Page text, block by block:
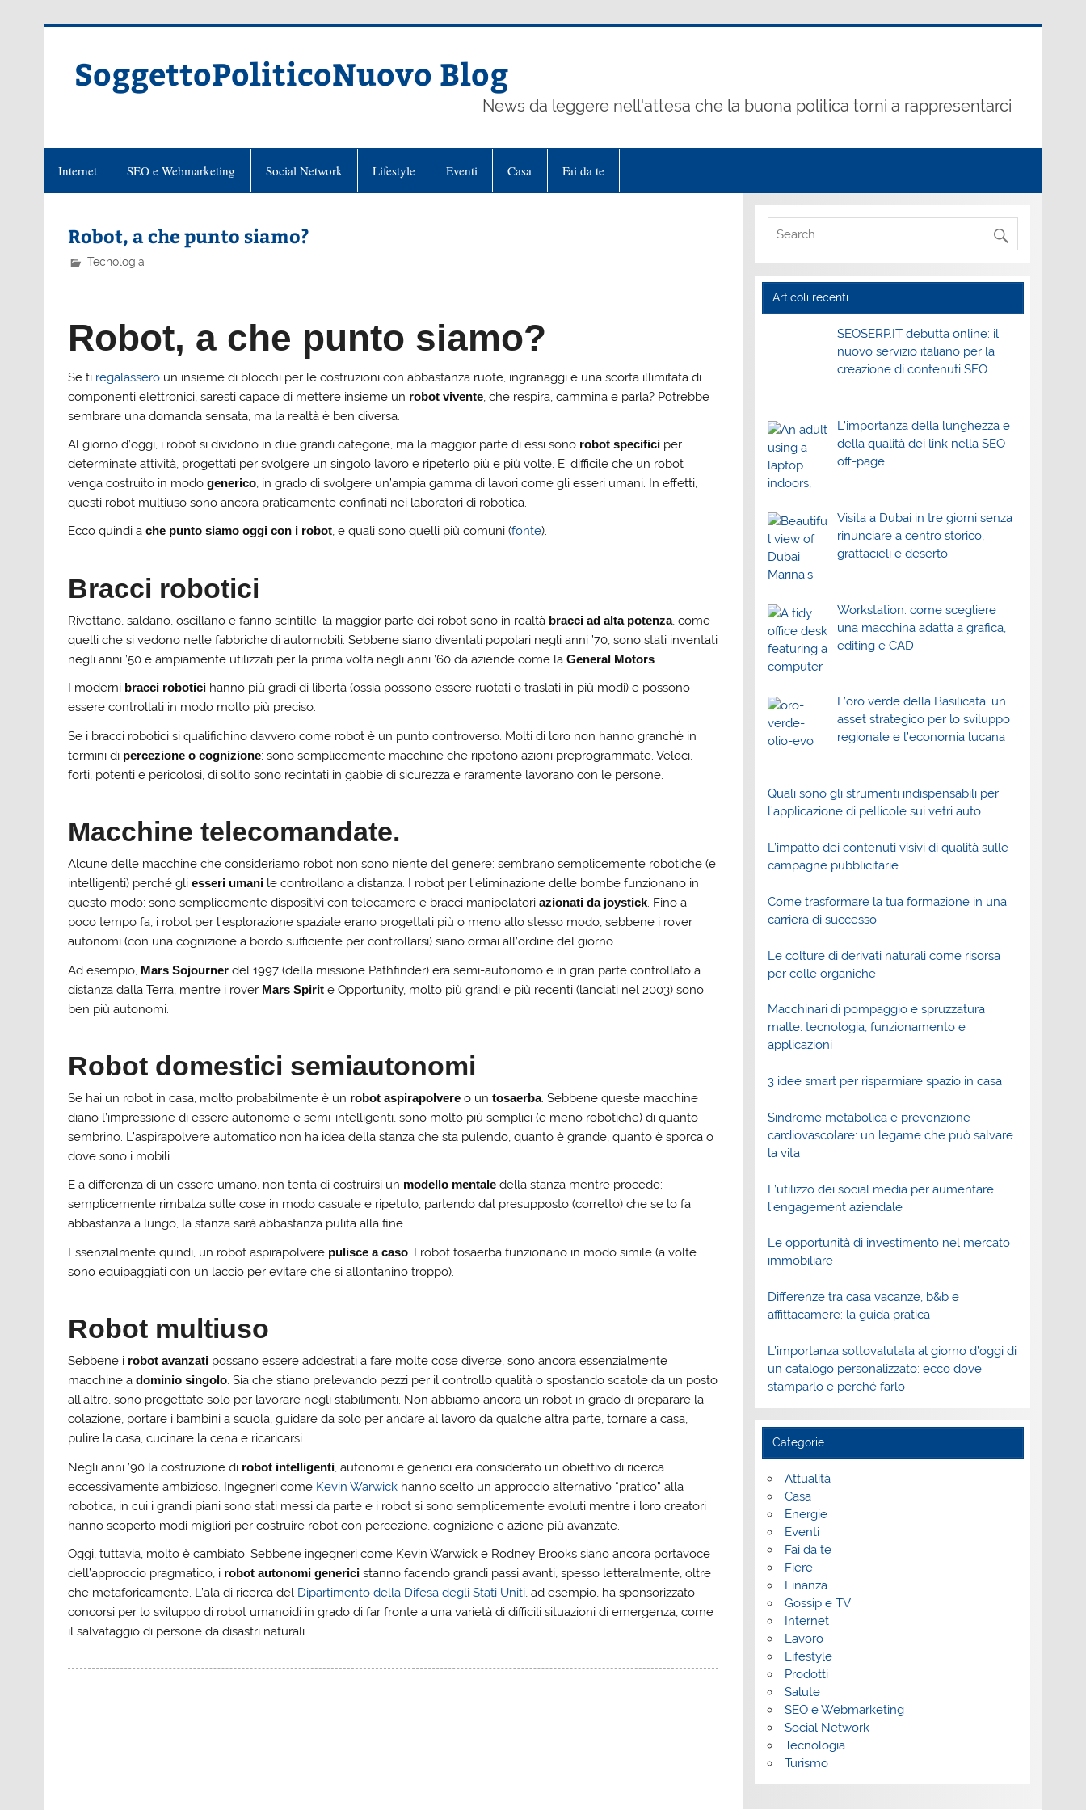
SoggettoPoliticoNuovo Blog
News da leggere nell'attesa che la buona politica torni a rappresentarci
Internet SEO e Webmarketing Social Network Lifestyle Eventi Casa Fai da te
Robot, a che punto siamo?
Tecnologia
Robot, a che punto siamo?
Se ti regalassero un insieme di blocchi per le costruzioni con abbastanza ruote, ingranaggi e una scorta illimitata di
componenti elettronici, saresti capace di mettere insieme un robot vivente, che respira, cammina e parla? Potrebbe
sembrare una domanda sensata, ma la realtà è ben diversa.
Al giorno d’oggi, i robot si dividono in due grandi categorie, ma la maggior parte di essi sono robot specifici per
determinate attività, progettati per svolgere un singolo lavoro e ripeterlo più e più volte. E’ difficile che un robot
venga costruito in modogenerico, in grado di svolgere un’ampia gamma di lavori come gli esseri umani. In effetti,
questi robot multiuso sono ancora praticamente confinati nei laboratori di robotica.
Ecco quindi ache punto siamo oggi con i robot, e quali sono quelli più comuni (fonte).
Bracci robotici
Rivettano, saldano, oscillano e fanno scintille: la maggior parte dei robot sono in realtà bracci ad alta potenza, come
quelli che si vedono nelle fabbriche di automobili. Sebbene siano diventati popolari negli anni ’70, sono stati inventati
negli anni ’50 e ampiamente utilizzati per la prima volta negli anni ’60 da aziende come laGeneral Motors.
I moderni bracci robotici hanno più gradi di libertà (ossia possono essere ruotati o traslati in più modi) e possono
essere controllati in modo molto più preciso.
Se i bracci robotici si qualifichino davvero come robot è un punto controverso. Molti di loro non hanno granchè in
termini di percezione o cognizione; sono semplicemente macchine che ripetono azioni preprogrammate. Veloci,
forti, potenti e pericolosi, di solito sono recintati in gabbie di sicurezza e raramente lavorano con le persone.
Macchine telecomandate.
Alcune delle macchine che consideriamo robot non sono niente del genere: sembrano semplicemente robotiche (e
intelligenti) perché gliesseri umani le controllano a distanza. I robot per l’eliminazione delle bombe funzionano in
questo modo: sono semplicemente dispositivi con telecamere e bracci manipolatoriazionati da joystick. Fino a
poco tempo fa, i robot per l’esplorazione spaziale erano progettati più o meno allo stesso modo, sebbene i rover
autonomi (con una cognizione a bordo sufficiente per controllarsi) siano ormai all’ordine del giorno.
Ad esempio, Mars Sojourner del 1997 (della missione Pathfinder) era semi-autonomo e in gran parte controllato a
distanza dalla Terra, mentre i rover Mars Spirite Opportunity, molto più grandi e più recenti (lanciati nel 2003) sono
ben più autonomi.
Robot domestici semiautonomi
Se hai un robot in casa, molto probabilmente è un robot aspirapolvere o untosaerba. Sebbene queste macchine
diano l’impressione di essere autonome e semi-intelligenti, sono molto più semplici (e meno robotiche) di quanto
sembrino. L’aspirapolvere automatico non ha idea della stanza che sta pulendo, quanto è grande, quanto è sporca o
dove sono i mobili.
E a differenza di un essere umano, non tenta di costruirsi un modello mentaledella stanza mentre procede:
semplicemente rimbalza sulle cose in modo casuale e ripetuto, partendo dal presupposto (corretto) che se lo fa
abbastanza a lungo, la stanza sarà abbastanza pulita alla fine.
Essenzialmente quindi, un robot aspirapolvere pulisce a caso. I robot tosaerba funzionano in modo simile (a volte
sono equipaggiati con un laccio per evitare che si allontanino troppo).
Robot multiuso
Sebbene i robot avanzati possano essere addestrati a fare molte cose diverse, sono ancora essenzialmente
macchine adominio singolo. Sia che stiano prelevando pezzi per il controllo qualità o spostando scatole da un posto
all’altro, sono progettate solo per lavorare negli stabilimenti. Non abbiamo ancora un robot in grado di preparare la
colazione, portare i bambini a scuola, guidare da solo per andare al lavoro da qualche altra parte, tornare a casa,
pulire la casa, cucinare la cena e ricaricarsi.
Negli anni ’90 la costruzione di robot intelligenti , autonomi e generici era considerato un obiettivo di ricerca
eccessivamente ambizioso. Ingegneri come Kevin Warwick hanno scelto un approccio alternativo “pratico” alla
robotica, in cui i grandi piani sono stati messi da parte e i robot si sono semplicemente evoluti mentre i loro creatori
hanno scoperto modi migliori per costruire robot con percezione, cognizione e azione più avanzate.
Oggi, tuttavia, molto è cambiato. Sebbene ingegneri come Kevin Warwick e Rodney Brooks siano ancora portavoce
dell’approccio pragmatico, i robot autonomi generici stanno facendo grandi passi avanti, spesso letteralmente, oltre
che metaforicamente. L’ala di ricerca del Dipartimento della Difesa degli Stati Uniti, ad esempio, ha sponsorizzato
concorsi per lo sviluppo di robot umanoidi in grado di far fronte a una varietà di difficili situazioni di emergenza, come
il salvataggio di persone da disastri naturali.
Articoli recenti
SEOSERP.IT debutta online: il
nuovo servizio italiano per la
creazione di contenuti SEO
L’importanza della lunghezza e
della qualità dei link nella SEO
off-page
Visita a Dubai in tre giorni senza
rinunciare a centro storico,
grattacieli e deserto
Workstation: come scegliere
una macchina adatta a grafica,
editing e CAD
L’oro verde della Basilicata: un
asset strategico per lo sviluppo
regionale e l’economia lucana
Quali sono gli strumenti indispensabili per
l’applicazione di pellicole sui vetri auto
L’impatto dei contenuti visivi di qualità sulle
campagne pubblicitarie
Come trasformare la tua formazione in una
carriera di successo
Le colture di derivati naturali come risorsa
per colle organiche
Macchinari di pompaggio e spruzzatura
malte: tecnologia, funzionamento e
applicazioni
3 idee smart per risparmiare spazio in casa
Sindrome metabolica e prevenzione
cardiovascolare: un legame che può salvare
la vita
L’utilizzo dei social media per aumentare
l’engagement aziendale
Le opportunità di investimento nel mercato
immobiliare
Differenze tra casa vacanze, b&b e
affittacamere: la guida pratica
L’importanza sottovalutata al giorno d’oggi di
un catalogo personalizzato: ecco dove
stamparlo e perché farlo
Categorie
Attualità
Casa
Energie
Eventi
Fai da te
Fiere
Finanza
Gossip e TV
Internet
Lavoro
Lifestyle
Prodotti
Salute
SEO e Webmarketing
Social Network
Tecnologia
Turismo